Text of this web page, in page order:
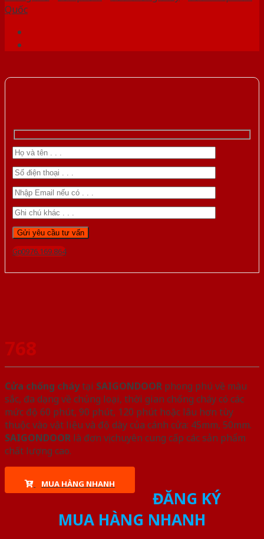
Quốc
Gọi 0976.169.864
768
Cửa chống cháytại SAIGONDOOR phong phú về màu
sắc, đa dạng về chủng loại, thời gian chống cháy có các
mức độ 60 phút, 90 phút, 120 phút hoặc lâu hơn tùy
thuộc vào vật liệu và độ dày của cánh cửa: 45mm, 50mm.
SAIGONDOOR là đơn vị chuyên cung cấp các sản phẩm
chất lượng cao.
MUA HÀNG NHANH
ĐĂNG KÝ
MUA HÀNG NHANH